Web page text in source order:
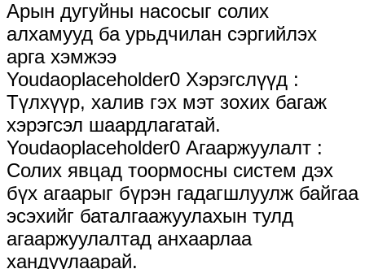
Арын дугуйны насосыг солих
алхамууд ба урьдчилан сэргийлэх
арга хэмжээ
Youdaoplaceholder0 Хэрэгслүүд ‌:
Түлхүүр, халив гэх мэт зохих багаж
хэрэгсэл шаардлагатай.
Youdaoplaceholder0 Агааржуулалт ‌:
Солих явцад тоормосны систем дэх
бүх агаарыг бүрэн гадагшлуулж байгаа
эсэхийг баталгаажуулахын тулд
агааржуулалтад анхаарлаа
хандуулаарай.